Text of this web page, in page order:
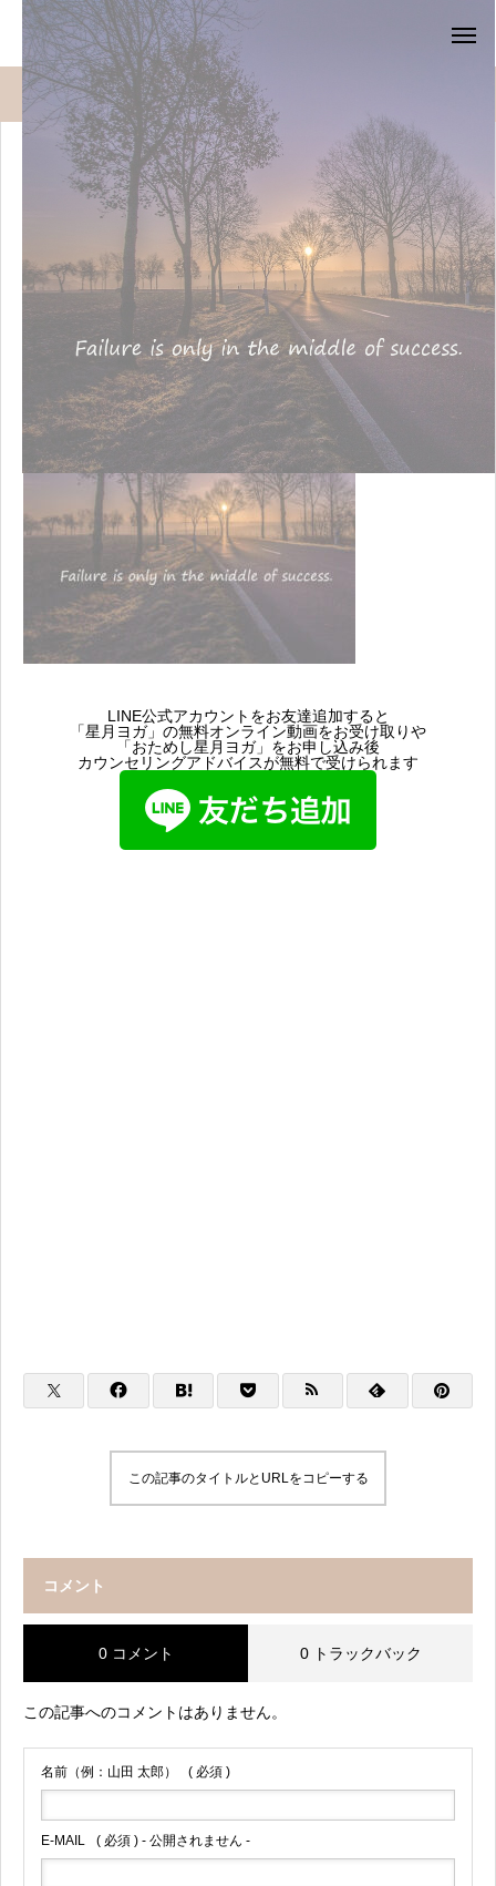
blog Failure is only in the middle of success20250728
Failure is only in the middle of
success20250728
2025.07.28
LINE公式アカウントをお友達追加すると
「星月ヨガ」の無料オンライン動画をお受け取りや
「おためし星月ヨガ」をお申し込み後
カウンセリングアドバイスが無料で受けられます
この記事のタイトルとURLをコピーする
コメント
0 コメント 0 トラックバック
この記事へのコメントはありません。
名前（例：山田 太郎） ( 必須 )
E-MAIL ( 必須 ) - 公開されません -